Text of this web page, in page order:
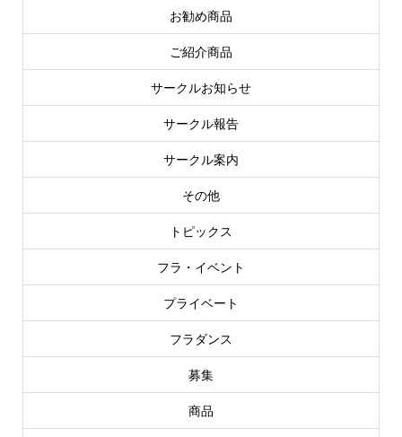
お勧め商品
ご紹介商品
サークルお知らせ
サークル報告
サークル案内
その他
トピックス
フラ・イベント
プライベート
フラダンス
募集
商品